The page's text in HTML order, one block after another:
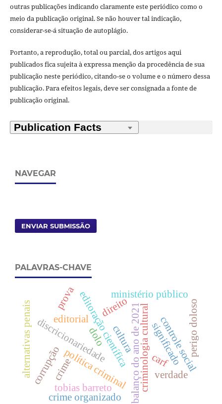
outras publicações indicando claramente este periódico como o
meio da publicação original. Se não houver tal indicação,
considerar-se-á situação de autoplágio.
Portanto, a reprodução, total ou parcial, dos artigos aqui
publicados fica sujeita à expressa menção da procedência de sua
publicação neste periódico, citando-se o volume e o número dessa
publicação. Para efeitos legais, deve ser consignada a fonte de
publicação original.
NAVEGAR
ENVIAR SUBMISSÃO
PALAVRAS-CHAVE
editoração científica
editorial balanço do ano de 2021
discricionariedade
política criminal
ministério público
alternativas penais criminologia cultural
crime
cultura significado
controle social
corrupção
crime organizado
carf
verdade
prova direito
tobias barreto
dolo perigo doloso